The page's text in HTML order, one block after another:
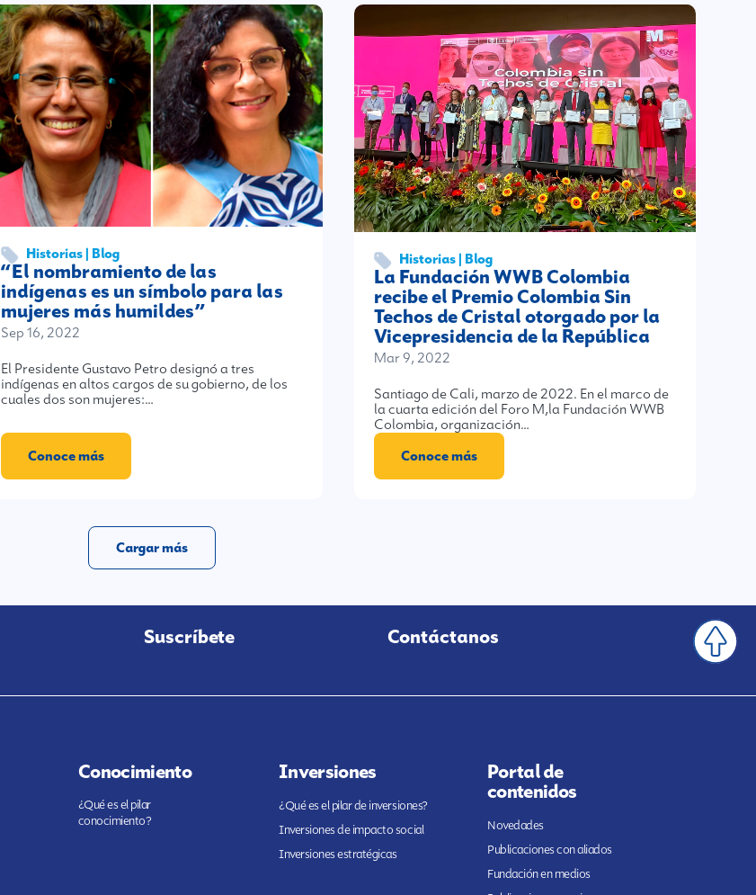
Historias | Blog
“El nombramiento de las
indígenas es un símbolo para las
mujeres más humildes”
Sep 16, 2022
El Presidente Gustavo Petro designó a tres
indígenas en altos cargos de su gobierno, de los
cuales dos son mujeres:…
Conoce más
Historias | Blog
La Fundación WWB Colombia
recibe el Premio Colombia Sin
Techos de Cristal otorgado por la
Vicepresidencia de la República
Mar 9, 2022
Santiago de Cali, marzo de 2022. En el marco de
la cuarta edición del Foro M,la Fundación WWB
Colombia, organización…
Conoce más
Cargar más
Suscríbete Contáctanos
Conocimiento
¿Qué es el pilar
conocimiento?
Inversiones
¿Qué es el pilar de inversiones?
Inversiones de impacto social
Inversiones estratégicas
Portal de
contenidos
Novedades
Publicaciones con aliados
Fundación en medios